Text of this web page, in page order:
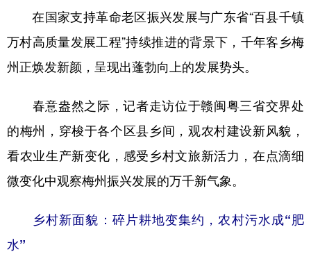
访谈 视频 图片 政务
法律 中央文件 金融 汽车
食品 人居 信息化 数字经济
学术中国 乡村振兴 银龄 溯源中国
城市 旅游 能源 会展
彩票 娱乐 时尚 悦读
公益 一带一路 亚太网
文化产业
在国家支持革命老区振兴发展与广东省“百县千镇
万村高质量发展工程”持续推进的背景下，千年客乡梅
州正焕发新颜，呈现出蓬勃向上的发展势头。
春意盎然之际，记者走访位于赣闽粤三省交界处
的梅州，穿梭于各个区县乡间，观农村建设新风貌，
看农业生产新变化，感受乡村文旅新活力，在点滴细
微变化中观察梅州振兴发展的万千新气象。
乡村新面貌：碎片耕地变集约，农村污水成“肥
水”